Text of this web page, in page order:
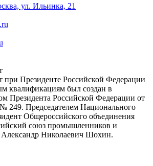
ул. Ильинка, 21
при Президенте Российской Федерации
квалификациям был создан в
Президента Российской Федерации от
249. Председателем Национального
Общероссийского объединения
союз промышленников и
Николаевич Шохин.